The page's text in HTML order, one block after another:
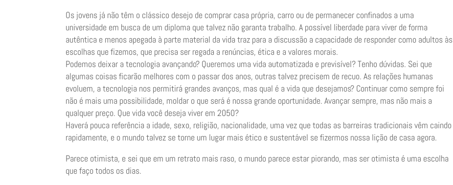
Os jovens já não têm o clássico desejo de comprar casa própria, carro ou de permanecer confinados a uma
universidade em busca de um diploma que talvez não garanta trabalho. A possível liberdade para viver de forma
autêntica e menos apegada à parte material da vida traz para a discussão a capacidade de responder como adultos às
escolhas que fizemos, que precisa ser regada a renúncias, ética e a valores morais.
Podemos deixar a tecnologia avançando? Queremos uma vida automatizada e previsível? Tenho dúvidas. Sei que
algumas coisas ficarão melhores com o passar dos anos, outras talvez precisem de recuo. As relações humanas
evoluem, a tecnologia nos permitirá grandes avanços, mas qual é a vida que desejamos? Continuar como sempre foi
não é mais uma possibilidade, moldar o que será é nossa grande oportunidade. Avançar sempre, mas não mais a
qualquer preço. Que vida você deseja viver em 2050?
Haverá pouca referência a idade, sexo, religião, nacionalidade, uma vez que todas as barreiras tradicionais vêm caindo
rapidamente, e o mundo talvez se torne um lugar mais ético e sustentável se fizermos nossa lição de casa agora.
Parece otimista, e sei que em um retrato mais raso, o mundo parece estar piorando, mas ser otimista é uma escolha
que faço todos os dias.